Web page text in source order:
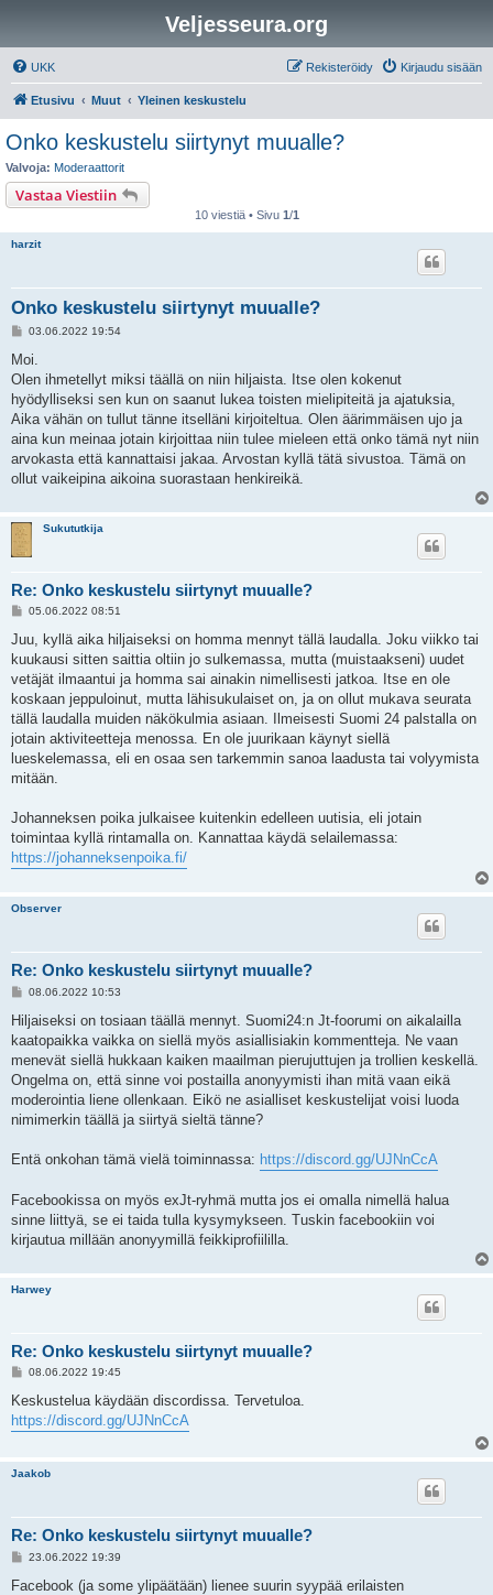
Veljesseura.org
UKK Kirjaudu sisään
Rekisteröidy
Etusivu Muut Yleinen keskustelu
Onko keskustelu siirtynyt muualle?
Valvoja: Moderaattorit
Vastaa Viestiin
10 viestiä • Sivu 1/1
harzit
Onko keskustelu siirtynyt muualle?
V
e
t
i
03.06.2022 19:54
Moi.
Olen ihmetellyt miksi täällä on niin hiljaista. Itse olen kokenut
hyödylliseksi sen kun on saanut lukea toisten mielipiteitä ja ajatuksia,
Aika vähän on tullut tänne itselläni kirjoiteltua. Olen äärimmäisen ujo ja
aina kun meinaa jotain kirjoittaa niin tulee mieleen että onko tämä nyt niin
arvokasta että kannattaisi jakaa. Arvostan kyllä tätä sivustoa. Tämä on
ollut vaikeipina aikoina suorastaan henkireikä.
Sukututkija
Re: Onko keskustelu siirtynyt muualle?
V
e
t
i
05.06.2022 08:51
Juu, kyllä aika hiljaiseksi on homma mennyt tällä laudalla. Joku viikko tai
kuukausi sitten saittia oltiin jo sulkemassa, mutta (muistaakseni) uudet
vetäjät ilmaantui ja homma sai ainakin nimellisesti jatkoa. Itse en ole
koskaan jeppuloinut, mutta lähisukulaiset on, ja on ollut mukava seurata
tällä laudalla muiden näkökulmia asiaan. Ilmeisesti Suomi 24 palstalla on
jotain aktiviteetteja menossa. En ole juurikaan käynyt siellä
lueskelemassa, eli en osaa sen tarkemmin sanoa laadusta tai volyymista
mitään.
Johanneksen poika julkaisee kuitenkin edelleen uutisia, eli jotain
toimintaa kyllä rintamalla on. Kannattaa käydä selailemassa:
https://johanneksenpoika.fi/
Observer
Re: Onko keskustelu siirtynyt muualle?
V
e
s
t
i
08.06.2022 10:53
Hiljaiseksi on tosiaan täällä mennyt. Suomi24:n Jt-foorumi on aikalailla
kaatopaikka vaikka on siellä myös asiallisiakin kommentteja. Ne vaan
menevät siellä hukkaan kaiken maailman pierujuttujen ja trollien keskellä.
Ongelma on, että sinne voi postailla anonyymisti ihan mitä vaan eikä
moderointia liene ollenkaan. Eikö ne asialliset keskustelijat voisi luoda
nimimerkin täällä ja siirtyä sieltä tänne?
Entä onkohan tämä vielä toiminnassa: https://discord.gg/UJNnCcA
Facebookissa on myös exJt-ryhmä mutta jos ei omalla nimellä halua
sinne liittyä, se ei taida tulla kysymykseen. Tuskin facebookiin voi
kirjautua millään anonyymillä feikkiprofiililla.
Harwey
Re: Onko keskustelu siirtynyt muualle?
V
e
t
08.06.2022 19:45
Keskustelua käydään discordissa. Tervetuloa.
https://discord.gg/UJNnCcA
Jaakob
Re: Onko keskustelu siirtynyt muualle?
V
e
23.06.2022 19:39
Facebook (ja some ylipäätään) lienee suurin syypää erilaisten